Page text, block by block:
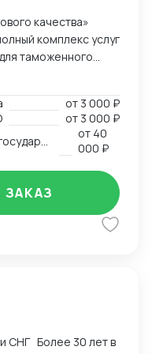
качества»
комплекс услуг
таможенного
соответствия
Союза (ТР
ГОСТ Р -
письмо по
свидетельство о
- экспертное
таможни/
продукции,
вещества
по
РПО - Сертификаты
и многие
от 3 000 ₽
от 3 000 ₽
от 40
000 ₽
Более 30 лет в